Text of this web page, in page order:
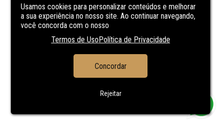
Usamos cookies para personalizar conteúdos e melhorar
a sua experiência no nosso site. Ao continuar navegando,
você concorda com o nosso
Termos de UsoPolítica de Privacidade
Concordar
Rejeitar